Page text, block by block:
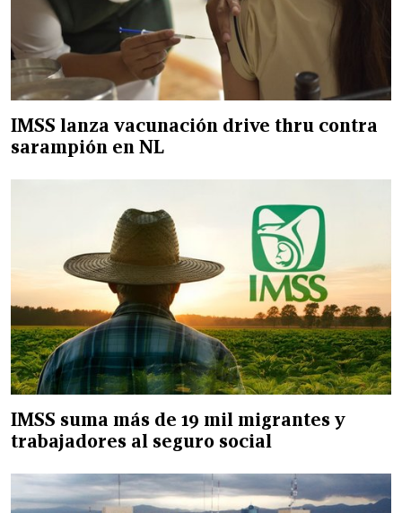
IMSS lanza vacunación drive thru contra
sarampión en NL
IMSS suma más de 19 mil migrantes y
trabajadores al seguro social